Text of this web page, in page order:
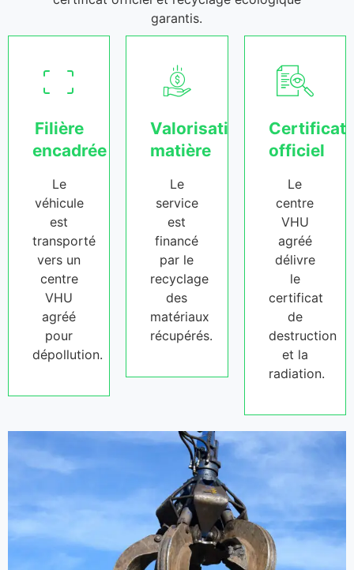
garantis.
Filière
encadrée
Le
véhicule
est
transporté
vers un
centre
VHU
agréé
pour
dépollution.
Valorisation
matière
Le
service
est
financé
par le
recyclage
des
matériaux
récupérés.
Certificat
officiel
Le
centre
VHU
agréé
délivre
le
certificat
de
destruction
et la
radiation.